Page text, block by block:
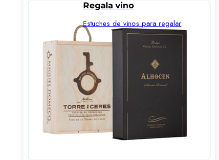
Regala vino
Estuches de vinos para regalar